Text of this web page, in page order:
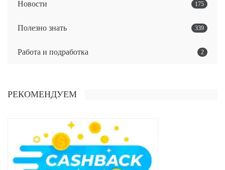
Новости 175
Полезно знать 339
Работа и подработка 2
РЕКОМЕНДУЕМ